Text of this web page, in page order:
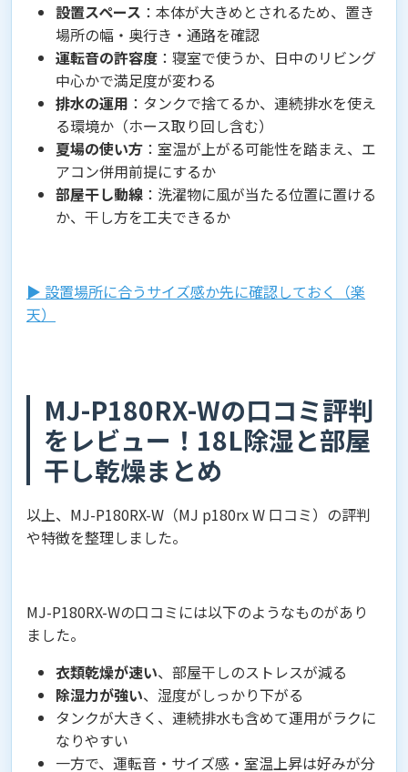
設置スペース ：本体が大きめとされるため、置き
場所の幅・奥行き・通路を確認
運転音の許容度 ：寝室で使うか、日中のリビング
中心かで満足度が変わる
排水の運用 ：タンクで捨てるか、連続排水を使え
る環境か（ホース取り回し含む）
夏場の使い方 ：室温が上がる可能性を踏まえ、エ
アコン併用前提にするか
部屋干し動線 ：洗濯物に風が当たる位置に置ける
か、干し方を工夫できるか
▶︎ 設置場所に合うサイズ感か先に確認しておく（楽
天）
MJ-P180RX-Wの口コミ評判
をレビュー！18L除湿と部屋
干し乾燥まとめ
以上、MJ-P180RX-W（MJ p180rx W 口コミ）の評判
や特徴を整理しました。
MJ-P180RX-Wの口コミには以下のようなものがあり
ました。
衣類乾燥が速い、部屋干しのストレスが減る
除湿力が強い、湿度がしっかり下がる
タンクが大きく、連続排水も含めて運用がラクに
なりやすい
一方で、運転音・サイズ感・室温上昇は好みが分